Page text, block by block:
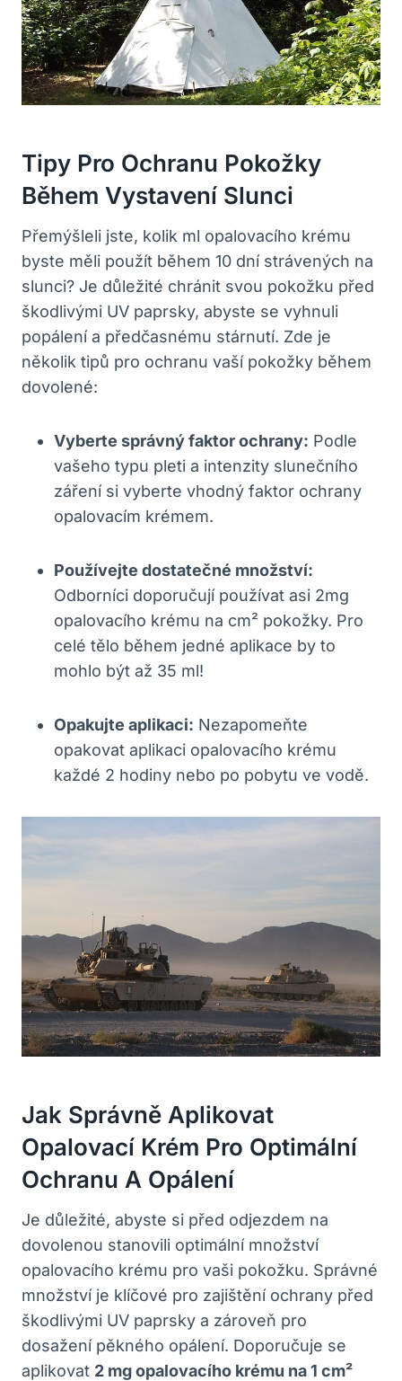
Tipy Pro Ochranu Pokožky
Během Vystavení Slunci
Přemýšleli jste, kolik ml opalovacího krému
byste měli použít během 10 dní strávených na
slunci? Je důležité chránit svou pokožku před
škodlivými UV paprsky, abyste se vyhnuli
popálení a předčasnému stárnutí. Zde je
několik tipů pro ochranu vaší pokožky během
dovolené:
Vyberte správný faktor ochrany: Podle
vašeho typu pleti a intenzity slunečního
záření si vyberte vhodný faktor ochrany
opalovacím krémem.
Používejte dostatečné množství:
Odborníci doporučují používat asi 2mg
opalovacího krému na cm² pokožky. Pro
celé tělo během jedné aplikace by to
mohlo být až 35 ml!
Opakujte aplikaci: Nezapomeňte
opakovat aplikaci opalovacího krému
každé 2 hodiny nebo po pobytu ve vodě.
Jak Správně Aplikovat
Opalovací Krém Pro Optimální
Ochranu A Opálení
Je důležité, abyste si před odjezdem na
dovolenou stanovili optimální množství
opalovacího krému pro vaši pokožku. Správné
množství je klíčové pro zajištění ochrany před
škodlivými UV paprsky a zároveň pro
dosažení pěkného opálení. Doporučuje se
aplikovat 2 mg opalovacího krému na 1 cm²